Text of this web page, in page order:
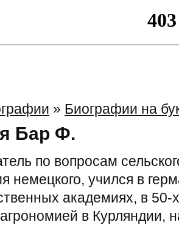
» Биографии на
Бар Ф.
по вопросам
немецкого, учился в
академиях, в 50-
в Курляндии,